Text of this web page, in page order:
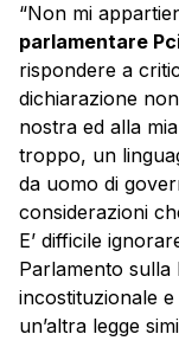
“Non mi
parlamentare
rispondere a
dichiarazione
nostra ed alla
troppo, un
da uomo di
considerazioni
E’ difficile
Parlamento sulla
incostituzionale
un’altra legge